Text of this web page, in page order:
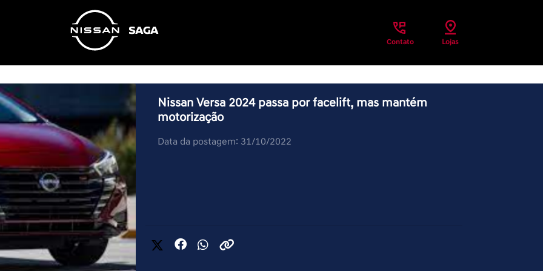
Contato Lojas
Nissan Versa 2024 passa por facelift, mas mantém
motorização
Data da postagem: 31/10/2022